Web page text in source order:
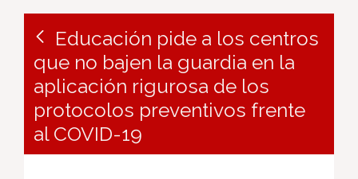
Educación pide a los centros
que no bajen la guardia en la
aplicación rigurosa de los
protocolos preventivos frente
al COVID-19